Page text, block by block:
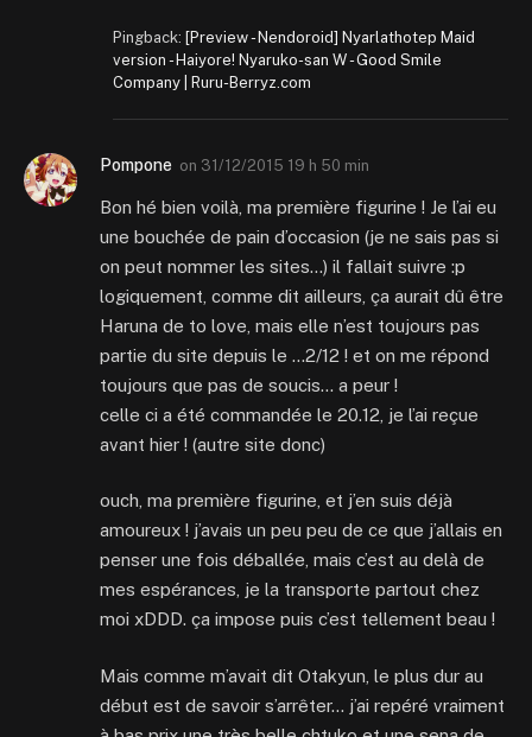
Pingback: [Preview - Nendoroid] Nyarlathotep Maid
version - Haiyore! Nyaruko-san W - Good Smile
Company | Ruru-Berryz.com
Pompone on 31/12/2015 19 h 50 min
Bon hé bien voilà, ma première figurine ! Je l’ai eu
une bouchée de pain d’occasion (je ne sais pas si
on peut nommer les sites…) il fallait suivre :p
logiquement, comme dit ailleurs, ça aurait dû être
Haruna de to love, mais elle n’est toujours pas
partie du site depuis le …2/12 ! et on me répond
toujours que pas de soucis… a peur !
celle ci a été commandée le 20.12, je l’ai reçue
avant hier ! (autre site donc)
ouch, ma première figurine, et j’en suis déjà
amoureux ! j’avais un peu peu de ce que j’allais en
penser une fois déballée, mais c’est au delà de
mes espérances, je la transporte partout chez
moi xDDD. ça impose puis c’est tellement beau !
Mais comme m’avait dit Otakyun, le plus dur au
début est de savoir s’arrêter… j’ai repéré vraiment